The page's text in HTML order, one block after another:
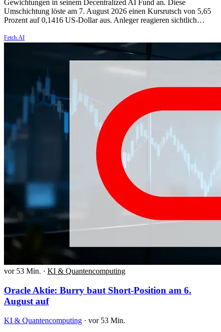
Gewichtungen in seinem Decentralized AI Fund an. Diese
Umschichtung löste am 7. August 2026 einen Kursrutsch von 5,65
Prozent auf 0,1416 US-Dollar aus. Anleger reagieren sichtlich…
Fetch.AI
vor 53 Min. · KI & Quantencomputing
Oracle Aktie: Burry baut Short-Position am 6.
August auf
KI & Quantencomputing · vor 53 Min.